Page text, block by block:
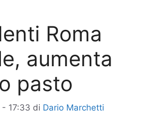
Roma
aumenta
pasto
17:33 di Dario Marchetti